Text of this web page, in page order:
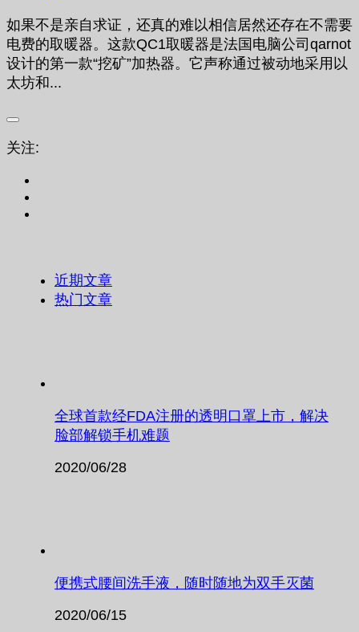
如果不是亲自求证，还真的难以相信居然还存在不需要
电费的取暖器。这款QC1取暖器是法国电脑公司qarnot
设计的第一款“挖矿”加热器。它声称通过被动地采用以
太坊和...
关注:
近期文章
热门文章
全球首款经FDA注册的透明口罩上市，解决
脸部解锁手机难题
2020/06/28
便携式腰间洗手液，随时随地为双手灭菌
2020/06/15